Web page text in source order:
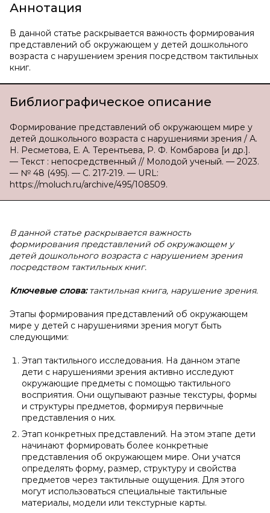
Аннотация
В данной статье раскрывается важность формирования
представлений об окружающем у детей дошкольного
возраста с нарушением зрения посредством тактильных
книг.
Библиографическое описание
Формирование представлений об окружающем мире у
детей дошкольного возраста с нарушениями зрения / А.
Н. Ресметова, Е. А. Терентьева, Р. Ф. Комбарова [и др.].
— Текст : непосредственный // Молодой ученый. — 2023.
— № 48 (495). — С. 217-219. — URL:
https://moluch.ru/archive/495/108509.
В данной статье раскрывается важность
формирования представлений об окружающем у
детей дошкольного возраста с нарушением зрения
посредством тактильных книг.
Ключевые слова:тактильная книга, нарушение зрения.
Этапы формирования представлений об окружающем
мире у детей с нарушениями зрения могут быть
следующими:
Этап тактильного исследования. На данном этапе
дети с нарушениями зрения активно исследуют
окружающие предметы с помощью тактильного
восприятия. Они ощупывают разные текстуры, формы
и структуры предметов, формируя первичные
представления о них.
Этап конкретных представлений. На этом этапе дети
начинают формировать более конкретные
представления об окружающем мире. Они учатся
определять форму, размер, структуру и свойства
предметов через тактильные ощущения. Для этого
могут использоваться специальные тактильные
материалы, модели или текстурные карты.